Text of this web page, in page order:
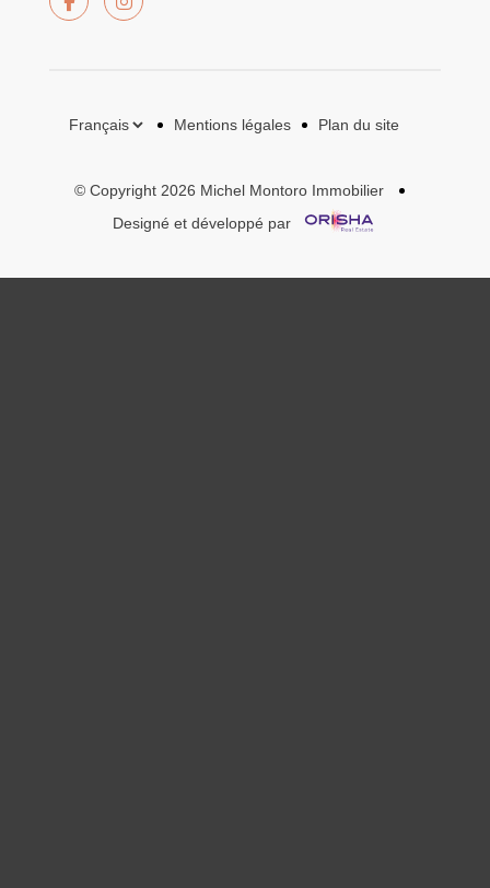
Mentions légales Plan du site
© Copyright 2026 Michel Montoro Immobilier
Designé et développé par